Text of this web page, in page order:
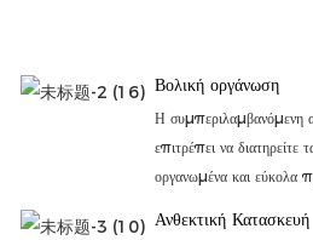
Βολική οργάνωση
Η συμπεριλαμβανόμενη
επιτρέπει να διατηρείτε
οργανωμένα και εύκολα
Ανθεκτική Κατασκευή